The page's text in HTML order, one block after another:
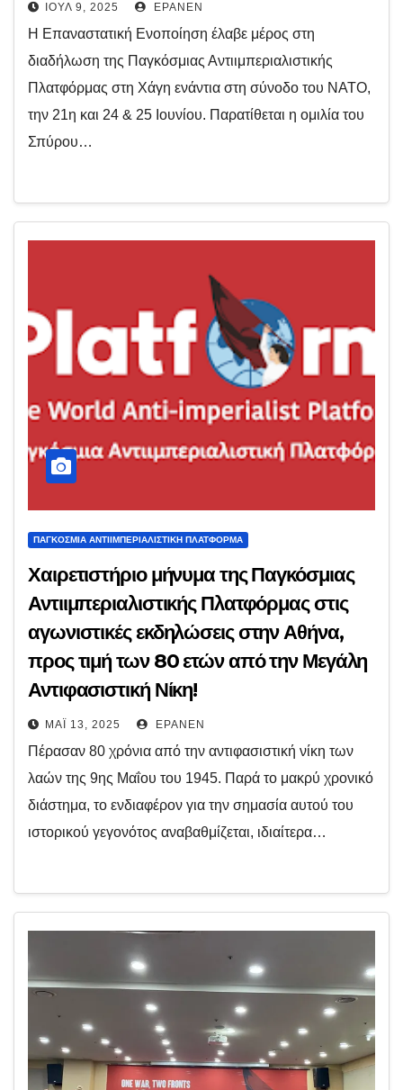
ΙΟΎΛ 9, 2025 EPANEN
Η Επαναστατική Ενοποίηση έλαβε μέρος στη
διαδήλωση της Παγκόσμιας Αντιιμπεριαλιστικής
Πλατφόρμας στη Χάγη ενάντια στη σύνοδο του ΝΑΤΟ,
την 21η και 24 & 25 Ιουνίου. Παρατίθεται η ομιλία του
Σπύρου…
ΠΑΓΚΌΣΜΙΑ ΑΝΤΙΙΜΠΕΡΙΑΛΙΣΤΙΚΉ ΠΛΑΤΦΌΡΜΑ
Χαιρετιστήριο μήνυμα της Παγκόσμιας
Αντιιμπεριαλιστικής Πλατφόρμας στις
αγωνιστικές εκδηλώσεις στην Αθήνα,
προς τιμή των 80 ετών από την Μεγάλη
Αντιφασιστική Νίκη!
ΜΆΙ 13, 2025 EPANEN
Πέρασαν 80 χρόνια από την αντιφασιστική νίκη των
λαών της 9ης Μαΐου του 1945. Παρά το μακρύ χρονικό
διάστημα, το ενδιαφέρον για την σημασία αυτού του
ιστορικού γεγονότος αναβαθμίζεται, ιδιαίτερα…